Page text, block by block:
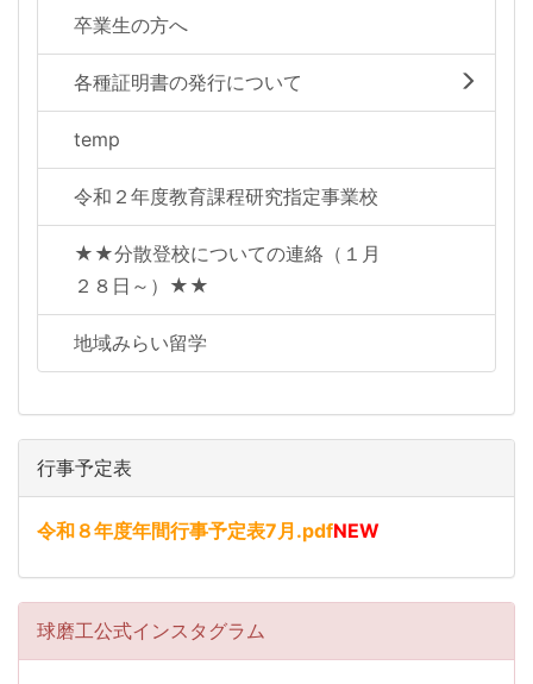
卒業生の方へ
各種証明書の発行について
temp
令和２年度教育課程研究指定事業校
★★分散登校についての連絡（１月
２８日～）★★
地域みらい留学
行事予定表
令和８年度年間行事予定表7月.pdfNEW
球磨工公式インスタグラム